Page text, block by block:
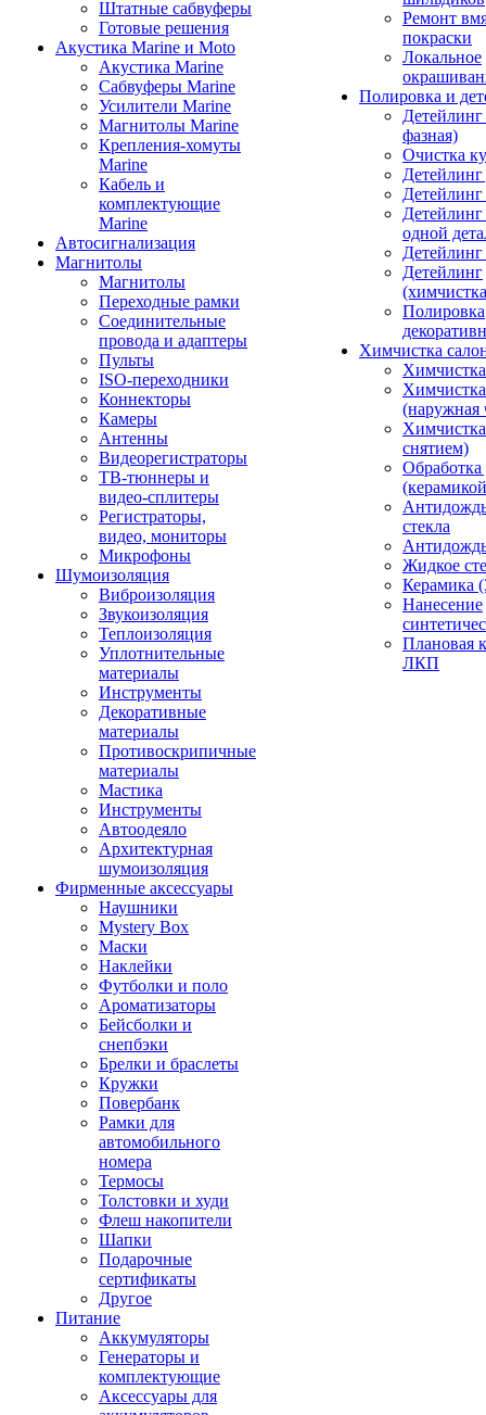
Штатные сабвуферы
Готовые решения
Акустика Marine и Moto
Акустика Marine
Сабвуферы Marine
Усилители Marine
Магнитолы Marine
Крепления-хомуты
Marine
Кабель и
комплектующие
Marine
Автосигнализация
Магнитолы
Магнитолы
Переходные рамки
Соединительные
провода и адаптеры
Пульты
ISO-переходники
Коннекторы
Камеры
Антенны
Видеорегистраторы
ТВ-тюннеры и
видео-сплитеры
Регистраторы,
видео, мониторы
Микрофоны
Шумоизоляция
Виброизоляция
Звукоизоляция
Теплоизоляция
Уплотнительные
материалы
Инструменты
Декоративные
материалы
Противоскрипичные
материалы
Мастика
Инструменты
Автоодеяло
Архитектурная
шумоизоляция
Фирменные аксессуары
Наушники
Mystery Box
Маски
Наклейки
Футболки и поло
Ароматизаторы
Бейсболки и
снепбэки
Брелки и браслеты
Кружки
Повербанк
Рамки для
автомобильного
номера
Термосы
Толстовки и худи
Флеш накопители
Шапки
Подарочные
сертификаты
Другое
Питание
Аккумуляторы
Генераторы и
комплектующие
Аксессуары для
Ремонт
покраски
Локальное
Полировка и
фазная)
Очистка
Детейлинг
одной
Детейлинг
Полировка
Химчистка
(наружная
снятием)
Обработка
стекла
Жидкое
Керамика
Нанесение
Плановая
ЛКП